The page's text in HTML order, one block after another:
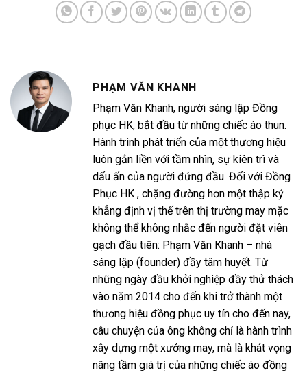
PHẠM VĂN KHANH
Phạm Văn Khanh, người sáng lập Đồng
phục HK, bắt đầu từ những chiếc áo thun.
Hành trình phát triển của một thương hiệu
luôn gắn liền với tầm nhìn, sự kiên trì và
dấu ấn của người đứng đầu. Đối với Đồng
Phục HK , chặng đường hơn một thập kỷ
khẳng định vị thế trên thị trường may mặc
không thể không nhắc đến người đặt viên
gạch đầu tiên: Phạm Văn Khanh – nhà
sáng lập (founder) đầy tâm huyết. Từ
những ngày đầu khởi nghiệp đầy thử thách
vào năm 2014 cho đến khi trở thành một
thương hiệu đồng phục uy tín cho đến nay,
câu chuyện của ông không chỉ là hành trình
xây dựng một xưởng may, mà là khát vọng
nâng tầm giá trị của những chiếc áo đồng